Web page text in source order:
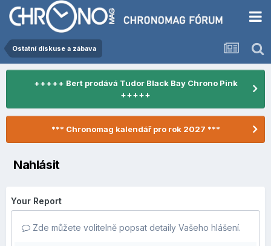
Ostatní diskuse a zábava
+++++ Bert prodává Tudor Black Bay Chrono Pink
+++++
*** Chronomag kalendář pro rok 2027 ***
Nahlásit
Your Report
Zde můžete volitelně popsat detaily Vašeho hlášení.